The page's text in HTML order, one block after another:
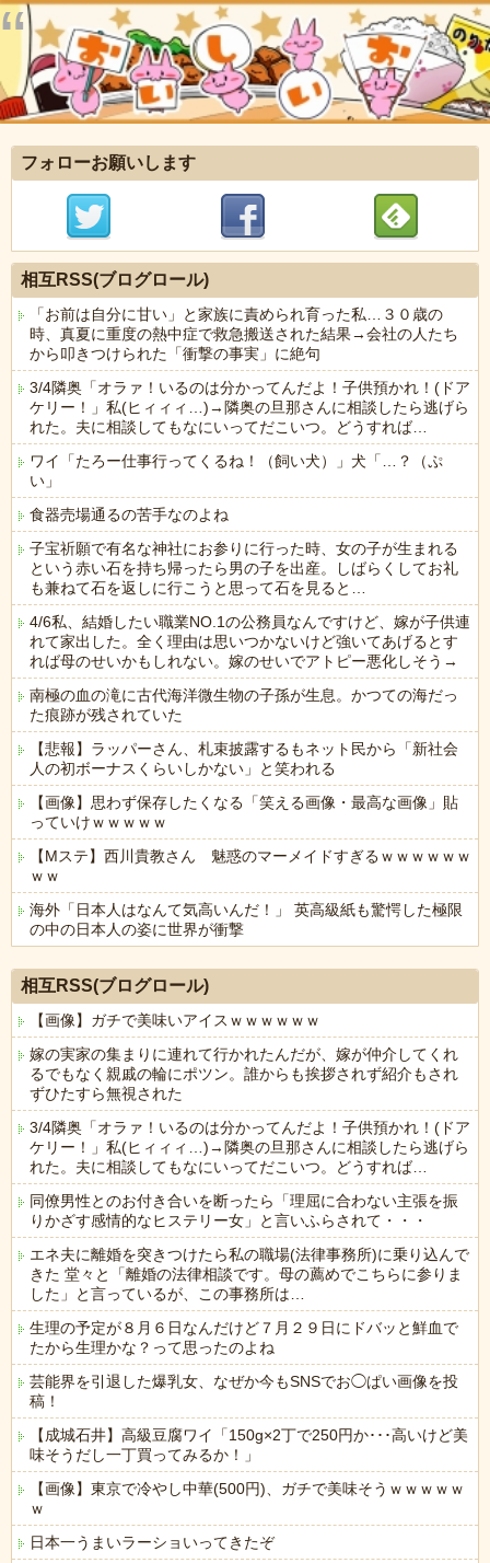
フォローお願いします
相互RSS(ブログロール)
「お前は自分に甘い」と家族に責められ育った私…３０歳の
時、真夏に重度の熱中症で救急搬送された結果→会社の人たち
から叩きつけられた「衝撃の事実」に絶句
3/4隣奥「オラァ！いるのは分かってんだよ！子供預かれ！(ドア
ケリー！」私(ヒィィィ…)→隣奥の旦那さんに相談したら逃げら
れた。夫に相談してもなにいってだこいつ。どうすれば…
ワイ「たろー仕事行ってくるね！（飼い犬）」犬「…？（ぷ
い」
食器売場通るの苦手なのよね
子宝祈願で有名な神社にお参りに行った時、女の子が生まれる
という赤い石を持ち帰ったら男の子を出産。しばらくしてお礼
も兼ねて石を返しに行こうと思って石を見ると…
4/6私、結婚したい職業NO.1の公務員なんですけど、嫁が子供連
れて家出した。全く理由は思いつかないけど強いてあげるとす
れば母のせいかもしれない。嫁のせいでアトピー悪化しそう→
南極の血の滝に古代海洋微生物の子孫が生息。かつての海だっ
た痕跡が残されていた
【悲報】ラッパーさん、札束披露するもネット民から「新社会
人の初ボーナスくらいしかない」と笑われる
【画像】思わず保存したくなる「笑える画像・最高な画像」貼
っていけｗｗｗｗｗ
【Mステ】西川貴教さん 魅惑のマーメイドすぎるｗｗｗｗｗｗ
ｗｗ
海外「日本人はなんて気高いんだ！」 英高級紙も驚愕した極限
の中の日本人の姿に世界が衝撃
相互RSS(ブログロール)
【画像】ガチで美味いアイスｗｗｗｗｗｗ
嫁の実家の集まりに連れて行かれたんだが、嫁が仲介してくれ
るでもなく親戚の輪にポツン。誰からも挨拶されず紹介もされ
ずひたすら無視された
3/4隣奥「オラァ！いるのは分かってんだよ！子供預かれ！(ドア
ケリー！」私(ヒィィィ…)→隣奥の旦那さんに相談したら逃げら
れた。夫に相談してもなにいってだこいつ。どうすれば…
同僚男性とのお付き合いを断ったら「理屈に合わない主張を振
りかざす感情的なヒステリー女」と言いふらされて・・・
エネ夫に離婚を突きつけたら私の職場(法律事務所)に乗り込んで
きた 堂々と「離婚の法律相談です。母の薦めでこちらに参りま
した」と言っているが、この事務所は…
生理の予定が８月６日なんだけど７月２９日にドバッと鮮血で
たから生理かな？って思ったのよね
芸能界を引退した爆乳女、なぜか今もSNSでお◯ぱい画像を投
稿！
【成城石井】高級豆腐ワイ「150g×2丁で250円か･･･高いけど美
味そうだし一丁買ってみるか！」
【画像】東京で冷やし中華(500円)、ガチで美味そうｗｗｗｗｗ
ｗ
日本一うまいラーショいってきたぞ